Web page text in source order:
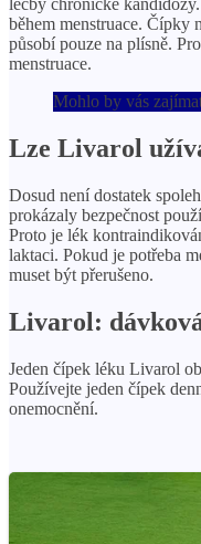
léčby chronické
během menstruace. Čípky
působí pouze na plísně.
menstruace.
Mohlo by vás
Lze Livarol
Dosud není dostatek
prokázaly bezpečnost
Proto je lék
laktaci. Pokud je potřeba
muset být přerušeno.
Livarol:
Jeden čípek léku Livarol
Používejte jeden čípek
onemocnění.